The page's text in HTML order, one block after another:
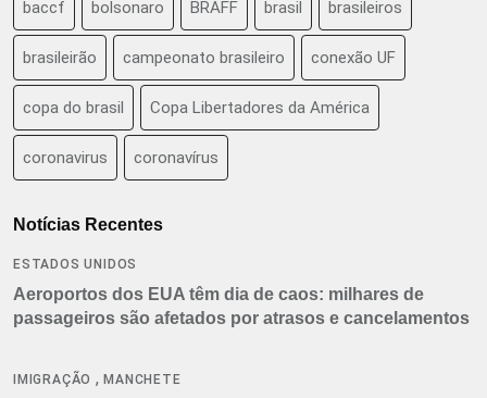
baccf bolsonaro BRAFF brasil brasileiros
brasileirão campeonato brasileiro conexão UF
copa do brasil Copa Libertadores da América
coronavirus coronavírus
Notícias Recentes
ESTADOS UNIDOS
Aeroportos dos EUA têm dia de caos: milhares de
passageiros são afetados por atrasos e cancelamentos
IMIGRAÇÃO ,MANCHETE